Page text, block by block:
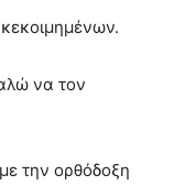
να τον
την ορθόδοξη